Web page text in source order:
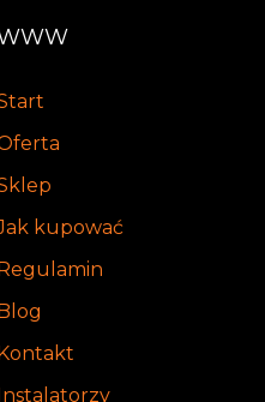
kupować
Regulamin
Blog
Kontakt
Instalatorzy